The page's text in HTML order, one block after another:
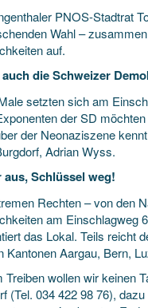
PNOS-Stadtrat
Wahl –
auf.
die Schweizer
setzten sich am
der SD
der Neonaziszene
Adrian Wyss.
aus, Schlüssel weg!
Rechten – von den
am Einschlagweg
das Lokal. Teils reicht
Kantonen Aargau, Bern,
Treiben wollen wir keinen
(Tel. 034 422 98 76),